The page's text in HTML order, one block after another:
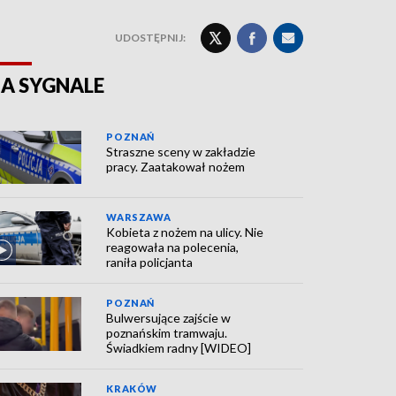
UDOSTĘPNIJ:
SYGNALE
POZNAŃ
Straszne sceny w zakładzie
pracy. Zaatakował nożem
WARSZAWA
Kobieta z nożem na ulicy. Nie
reagowała na polecenia,
raniła policjanta
POZNAŃ
Bulwersujące zajście w
poznańskim tramwaju.
Świadkiem radny [WIDEO]
KRAKÓW